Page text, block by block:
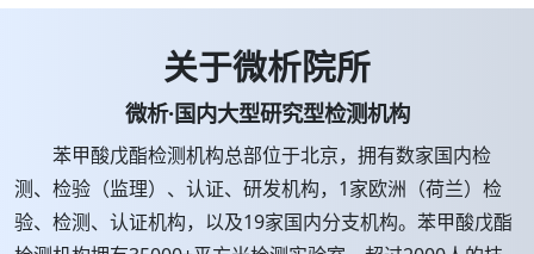
关于微析院所
微析·国内大型研究型检测机构
苯甲酸戊酯检测机构总部位于北京，拥有数家国内检
测、检验（监理）、认证、研发机构，1家欧洲（荷兰）检
验、检测、认证机构，以及19家国内分支机构。苯甲酸戊酯